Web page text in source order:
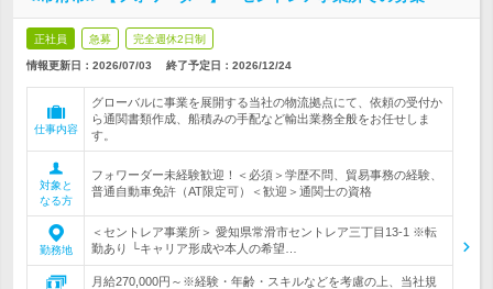
正社員 急募 完全週休2日制
情報更新日：2026/07/03 終了予定日： 2026/12/24
仕事内容
グローバルに事業を展開する当社の物流拠点にて、依頼の受付か
ら通関書類作成、船積みの手配など輸出業務全般をお任せしま
す。
対象と
なる方
フォワーダー未経験歓迎！＜必須＞学歴不問、貿易事務の経験、
普通自動車免許（AT限定可）＜歓迎＞通関士の資格
勤務地
＜セントレア事業所＞ 愛知県常滑市セントレア三丁目13-1 ※転
勤あり └キャリア形成や本人の希望…
月給270,000円～※経験・年齢・スキルなどを考慮の上、当社規